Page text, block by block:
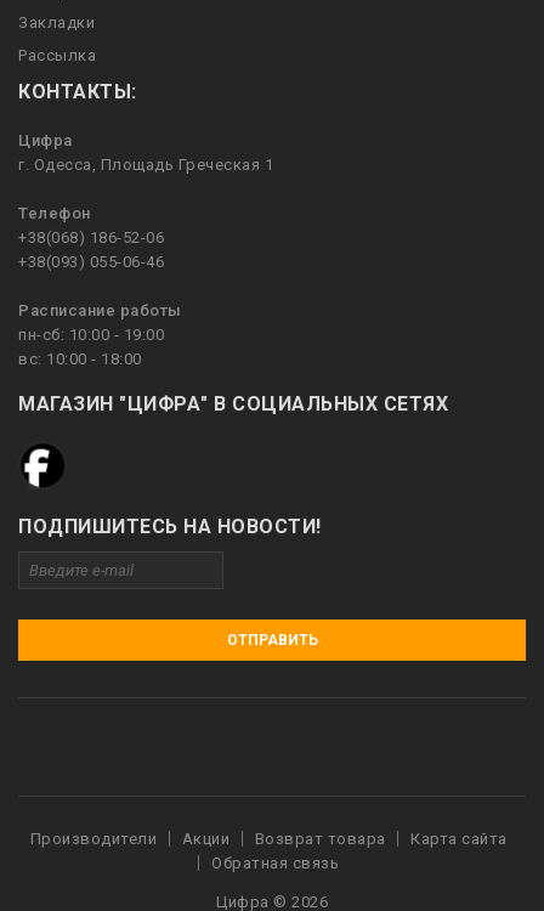
Закладки
Рассылка
КОНТАКТЫ:
Цифра
г. Одесса, Площадь Греческая 1
Телефон
+38(068) 186-52-06
+38(093) 055-06-46
Расписание работы
пн-сб: 10:00 - 19:00
вс: 10:00 - 18:00
МАГАЗИН "ЦИФРА" В СОЦИАЛЬНЫХ СЕТЯХ
ПОДПИШИТЕСЬ НА НОВОСТИ!
ОТПРАВИТЬ
Производители Акции Возврат товара
Карта сайта
Обратная связь
Цифра © 2026